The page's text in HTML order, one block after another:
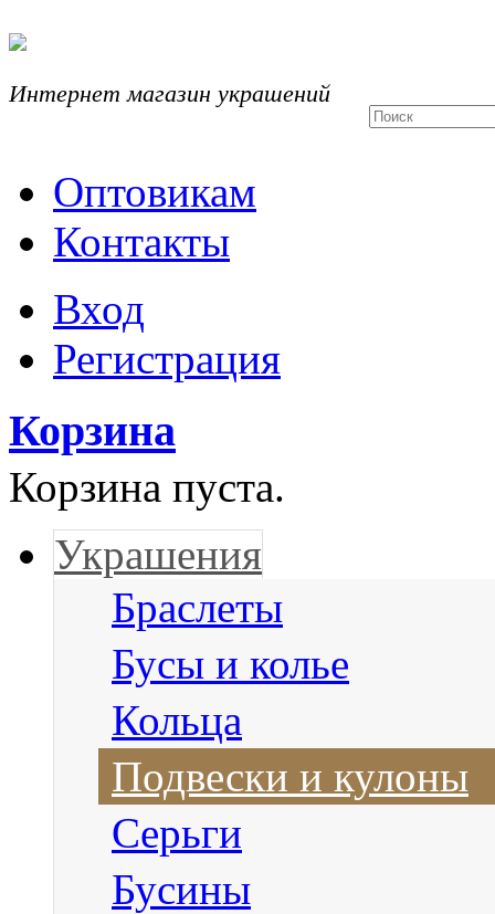
Интернет магазин украшений
Оптовикам
Контакты
Вход
Регистрация
Корзина
Корзина пуста.
Украшения
Браслеты
Бусы и колье
Кольца
Подвески и кулоны
Серьги
Бусины